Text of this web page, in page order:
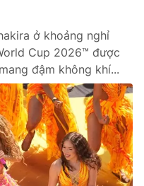
ở khoảng nghỉ
Cup 2026™ được
đậm không khí...